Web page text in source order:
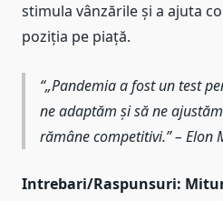
stimula vânzările și a ajuta
poziția pe piață.
„Pandemia a fost un test
ne adaptăm și să ne
rămâne competitivi.” – Elon
Intrebari/Raspunsuri: